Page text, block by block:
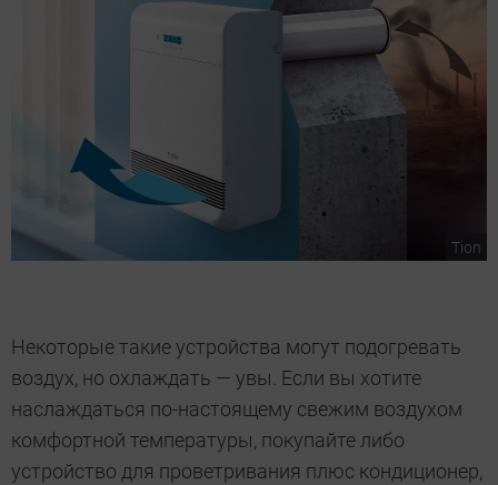
Tion
Некоторые такие устройства могут подогревать
воздух, но охлаждать — увы. Если вы хотите
наслаждаться по-настоящему свежим воздухом
комфортной температуры, покупайте либо
устройство для проветривания плюс кондиционер,